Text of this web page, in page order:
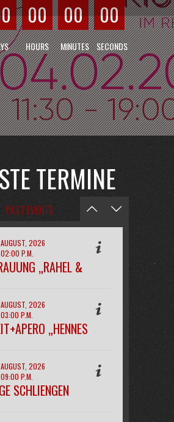
00 00 00
HOURS MINUTES SECONDS
TERMINE
PAST EVENTS
AUGUST, 2026
02:00 P.M.
„RAHEL &
AUGUST, 2026
03:00 P.M.
„HENNES
AUGUST, 2026
09:00 P.M.
SCHLIENGEN